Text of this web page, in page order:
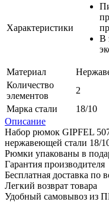
Характеристики
В
Материал
Количество
элементов
2
Марка стали
18/10
Описание
Набор рюмок GIPFEL
нержавеющей стали 18/
Рюмки упакованы в
Гарантия производителя
Бесплатная доставка по
Легкий возврат товара
Удобный самовывоз из